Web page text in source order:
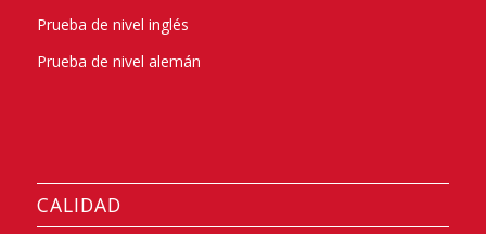
Prueba de nivel inglés
Prueba de nivel alemán
CALIDAD